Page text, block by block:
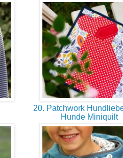
20. Patchwork
Hunde Miniquilt